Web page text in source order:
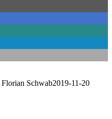
Florian Schwab2019-11-20